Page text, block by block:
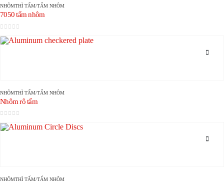
NHÔMTHÌ TẤM/TẤM NHÔM
7050 tấm nhôm
NHÔMTHÌ TẤM/TẤM NHÔM
Nhôm rô tấm
NHÔMTHÌ TẤM/TẤM NHÔM